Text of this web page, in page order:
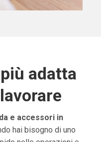
adatta
e accessori in
hai bisogno di uno